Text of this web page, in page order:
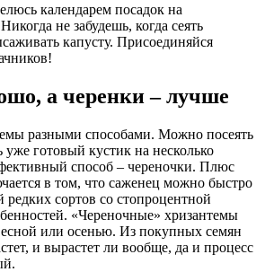
календарем посадок на
не забудешь, когда сеять
капусту. Присоединяйся
а черенки – лучше
разными способами. Можно посеять
уже готовый кустик на несколько
способ – череночки. Плюс
в том, что саженец можно быстро
редких сортов со стопроцентной
«Череночные» хризантемы
или осенью. Из покупных семян
и вырастет ли вообще, да и процесс